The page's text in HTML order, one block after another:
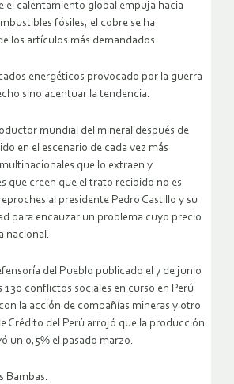
el calentamiento global empuja hacia
fósiles, el cobre se ha
los artículos más demandados.
energéticos provocado por la guerra
sino acentuar la tendencia.
mundial del mineral después de
en el escenario de cada vez más
que lo extraen y
que creen que el trato recibido no es
al presidente Pedro Castillo y su
para encauzar un problema cuyo precio
nacional.
del Pueblo publicado el 7 de junio
130 conflictos sociales en curso en Perú
la acción de compañías mineras y otro
Crédito del Perú arrojó que la producción
un 0,5% el pasado marzo.
Bambas.